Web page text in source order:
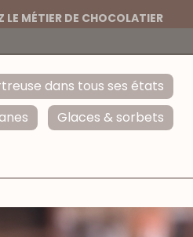
LE MÉTIER DE CHOCOLATIER
dans tous ses états
Glaces & sorbets